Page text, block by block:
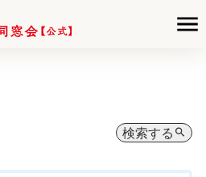
検索する search